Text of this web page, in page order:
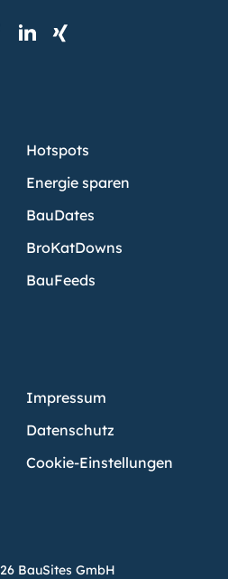
Hotspots
Energie sparen
BauDates
BroKatDowns
BauFeeds
Impressum
Datenschutz
Cookie-Einstellungen
BauSites GmbH